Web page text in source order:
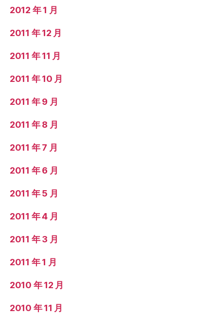
2012 年 1 月
2011 年 12 月
2011 年 11 月
2011 年 10 月
2011 年 9 月
2011 年 8 月
2011 年 7 月
2011 年 6 月
2011 年 5 月
2011 年 4 月
2011 年 3 月
2011 年 1 月
2010 年 12 月
2010 年 11 月